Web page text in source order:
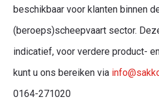
beschikbaar voor klanten binnen
(beroeps)scheepvaart sector.
indicatief, voor verdere product-
kunt u ons bereiken via
0164-271020